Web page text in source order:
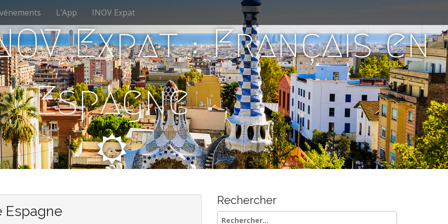
L’App INOV Expat
Expat : Français en
Espagne
Espagne
Rechercher
Rechercher :